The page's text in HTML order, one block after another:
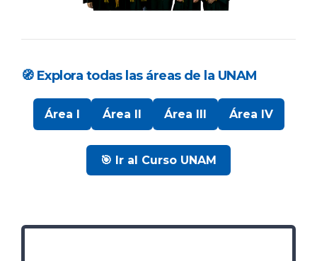
🧭 Explora todas las áreas de la UNAM
Área I Área II Área III Área IV
🎯 Ir al Curso UNAM